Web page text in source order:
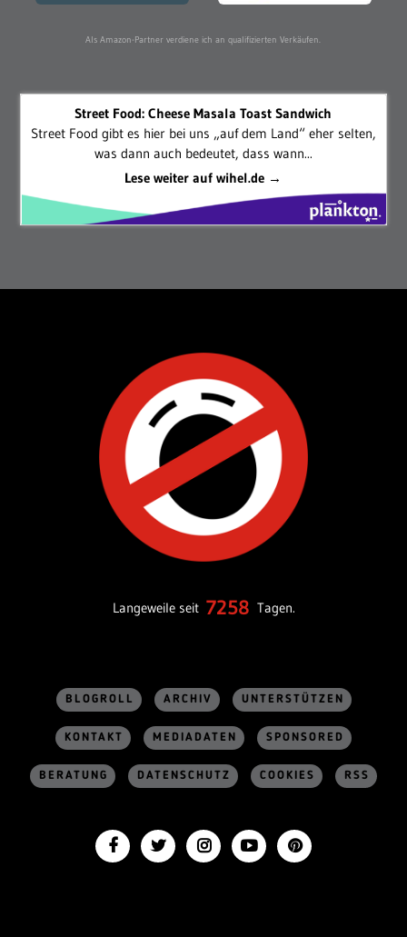
Als Amazon-Partner verdiene ich an qualifizierten Verkäufen.
Street Food: Cheese Masala Toast Sandwich
Street Food gibt es hier bei uns „auf dem Land“ eher selten,
was dann auch bedeutet, dass wann...
Lese weiter auf wihel.de →
Langeweile seit 7258 Tagen.
BLOGROLL ARCHIV UNTERSTÜTZEN
KONTAKT MEDIADATEN SPONSORED
BERATUNG DATENSCHUTZ COOKIES RSS